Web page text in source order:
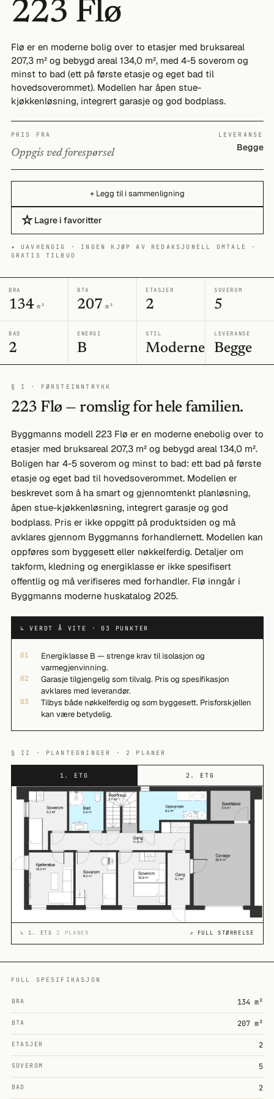
223 Flø
Flø er en moderne bolig over to etasjer med bruksareal
207,3 m² og bebygd areal 134,0 m², med 4-5 soverom og
minst to bad (ett på første etasje og eget bad til
hovedsoverommet). Modellen har åpen stue-
kjøkkenløsning, integrert garasje og god bodplass.
PRIS FRA
Oppgis ved forespørsel
LEVERANSE
Begge
+ Legg til i sammenligning
☆Lagre i favoritter
✦ UAVHENGIG · INGEN KJØP AV REDAKSJONELL OMTALE ·
GRATIS TILBUD
BRA
134 m²
BTA
207 m²
ETASJER
2
SOVEROM
5
BAD
2
ENERGI
B
STIL
Moderne
LEVERANSE
Begge
§ I · FØRSTEINNTRYKK
223 Flø — romslig for hele familien.
Byggmanns modell 223 Flø er en moderne enebolig over to
etasjer med bruksareal 207,3 m² og bebygd areal 134,0 m².
Boligen har 4-5 soverom og minst to bad: ett bad på første
etasje og eget bad til hovedsoverommet. Modellen er
beskrevet som å ha smart og gjennomtenkt planløsning,
åpen stue-kjøkkenløsning, integrert garasje og god
bodplass. Pris er ikke oppgitt på produktsiden og må
avklares gjennom Byggmanns forhandlernett. Modellen kan
oppføres som byggesett eller nøkkelferdig. Detaljer om
takform, kledning og energiklasse er ikke spesifisert
offentlig og må verifiseres med forhandler. Flø inngår i
Byggmanns moderne huskatalog 2025.
↳ VERDT Å VITE · 03 PUNKTER
01
Energiklasse B — strenge krav til isolasjon og
varmegjenvinning.
02
Garasje tilgjengelig som tilvalg. Pris og spesifikasjon
avklares med leverandør.
03
Tilbys både nøkkelferdig og som byggesett. Prisforskjellen
kan være betydelig.
§ II · PLANTEGNINGER · 2 PLANER
1. ETG 2. ETG
↳ 1. ETG 2 PLANER ↗ FULL STØRRELSE
FULL SPESIFIKASJON
BRA 134 m²
BTA 207 m²
ETASJER 2
SOVEROM 5
BAD 2